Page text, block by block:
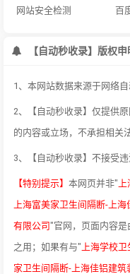
网站安全检测 百
【自动秒收录】版权申
1、本网站数据来源于网络
2、【自动秒收录】仅提供
的内容或立场，不承担相关
3、【自动秒收录】不接受
【特别提示】 本网页并非"
上海富美家卫生间隔断-上
有限公司"官网，页面内容
之用；如果有与" 上海学校
家卫生间隔断-上海佳铝建